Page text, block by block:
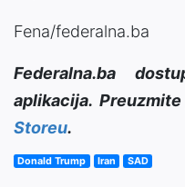
Fena/federalna.ba
Federalna.ba
aplikacija.
Storeu.
Donald Trump Iran SAD